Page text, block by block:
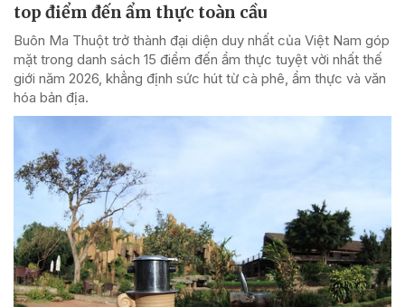
top điểm đến ẩm thực toàn cầu
Buôn Ma Thuột trở thành đại diện duy nhất của Việt Nam góp
mặt trong danh sách 15 điểm đến ẩm thực tuyệt vời nhất thế
giới năm 2026, khẳng định sức hút từ cà phê, ẩm thực và văn
hóa bản địa.